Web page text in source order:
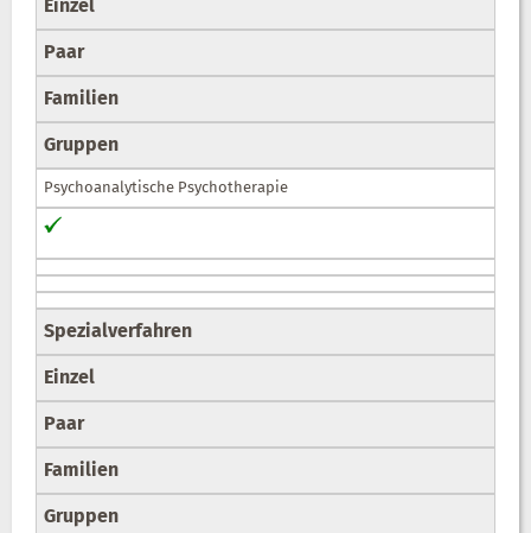
Einzel
Paar
Familien
Gruppen
Psychoanalytische Psychotherapie
Spezialverfahren
Einzel
Paar
Familien
Gruppen